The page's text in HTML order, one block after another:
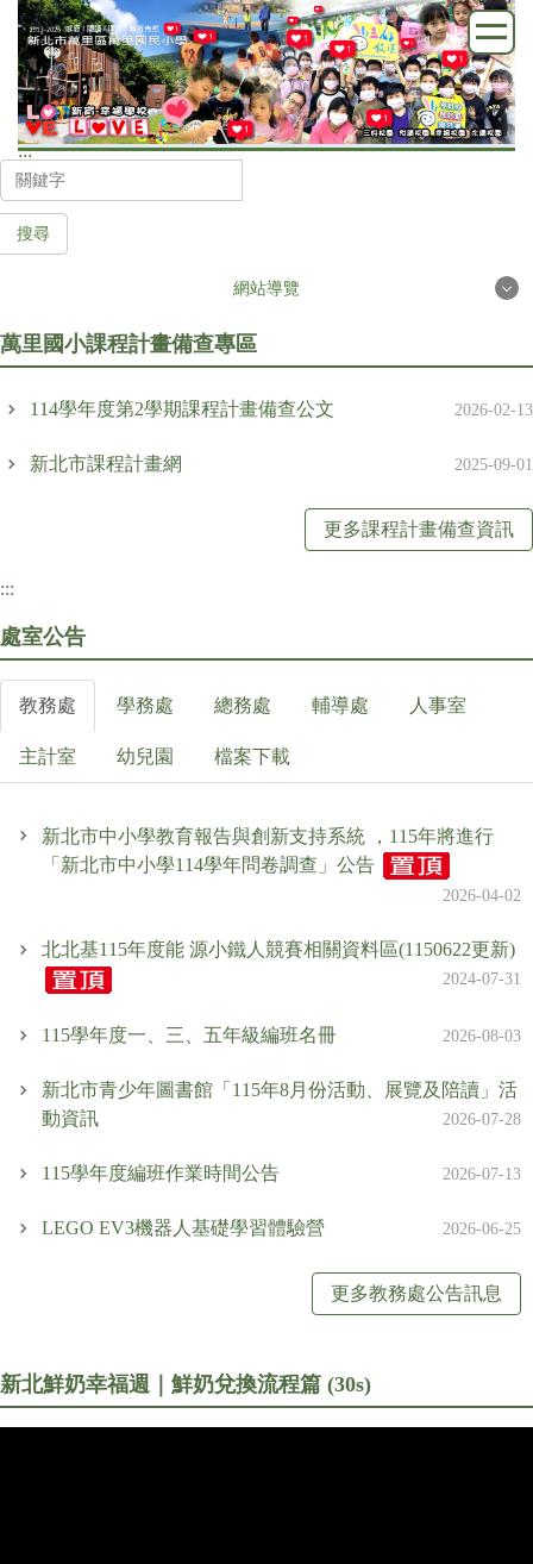
跳
到
主
要
內
容
區
:::
搜尋
網站導覽
首頁
圖書資訊
校園食材登錄平臺
檔案下載
場地開放暨租借實施辦法
萬里國小課程計畫備查專區
114學年度第2學期課程計畫備查公文 2026-02-13
新北市課程計畫網 2025-09-01
更多課程計畫備查資訊
:::
處室公告
教務處 學務處 總務處 輔導處 人事室
主計室 幼兒園 檔案下載
新北市中小學教育報告與創新支持系統 ，115年將進行
「新北市中小學114學年問卷調查」公告
2026-04-02
北北基115年度能 源小鐵人競賽相關資料區(1150622更新)
2024-07-31
115學年度一、三、五年級編班名冊 2026-08-03
新北市青少年圖書館「115年8月份活動、展覽及陪讀」活
動資訊
2026-07-28
115學年度編班作業時間公告 2026-07-13
LEGO EV3機器人基礎學習體驗營 2026-06-25
更多教務處公告訊息
新北鮮奶幸福週｜鮮奶兌換流程篇 (30s)